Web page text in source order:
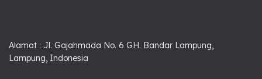
Alamat : Jl. Gajahmada No. 6 GH. Bandar Lampung,
Lampung, Indonesia